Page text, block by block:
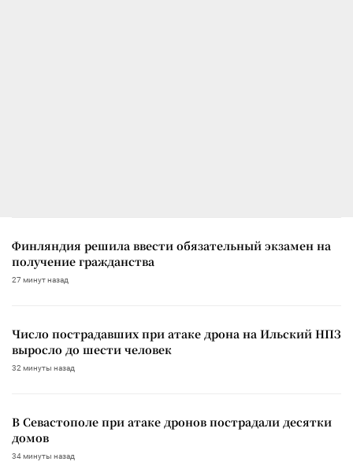
Финляндия решила ввести обязательный экзамен на
получение гражданства
27 минут назад
Число пострадавших при атаке дрона на Ильский НПЗ
выросло до шести человек
32 минуты назад
В Севастополе при атаке дронов пострадали десятки
домов
34 минуты назад